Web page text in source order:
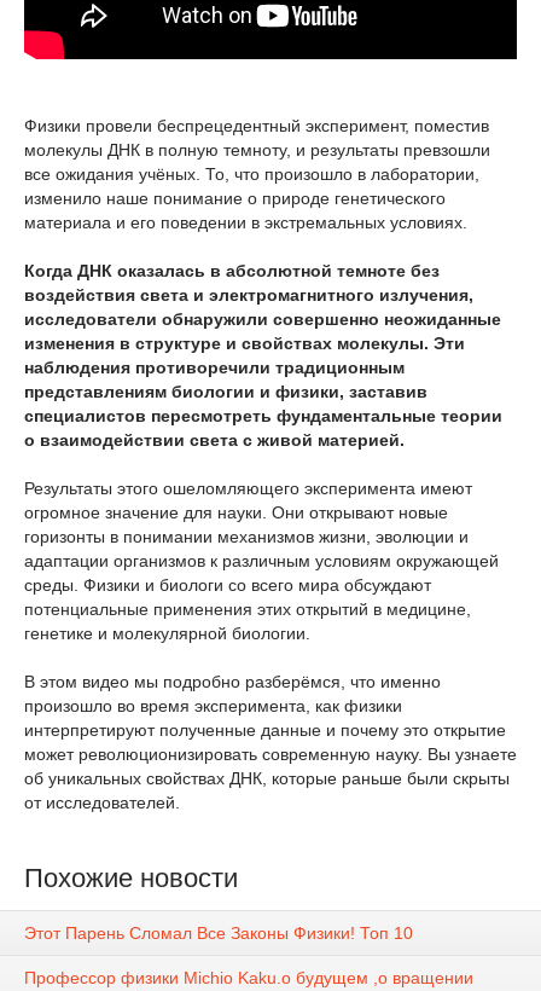
Физики провели беспрецедентный эксперимент, поместив
молекулы ДНК в полную темноту, и результаты превзошли
все ожидания учёных. То, что произошло в лаборатории,
изменило наше понимание о природе генетического
материала и его поведении в экстремальных условиях.
Когда ДНК оказалась в абсолютной темноте без
воздействия света и электромагнитного излучения,
исследователи обнаружили совершенно неожиданные
изменения в структуре и свойствах молекулы. Эти
наблюдения противоречили традиционным
представлениям биологии и физики, заставив
специалистов пересмотреть фундаментальные теории
о взаимодействии света с живой материей.
Результаты этого ошеломляющего эксперимента имеют
огромное значение для науки. Они открывают новые
горизонты в понимании механизмов жизни, эволюции и
адаптации организмов к различным условиям окружающей
среды. Физики и биологи со всего мира обсуждают
потенциальные применения этих открытий в медицине,
генетике и молекулярной биологии.
В этом видео мы подробно разберёмся, что именно
произошло во время эксперимента, как физики
интерпретируют полученные данные и почему это открытие
может революционизировать современную науку. Вы узнаете
об уникальных свойствах ДНК, которые раньше были скрыты
от исследователей.
Похожие новости
Этот Парень Сломал Все Законы Физики! Топ 10
Профессор физики Michio Kaku.о будущем ,о вращении